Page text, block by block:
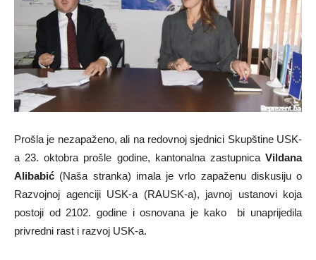
Prošla je nezapaženo, ali na redovnoj sjednici Skupštine USK-
a 23. oktobra prošle godine, kantonalna zastupnica Vildana
Alibabić (Naša stranka) imala je vrlo zapaženu diskusiju o
Razvojnoj agenciji USK-a (RAUSK-a), javnoj ustanovi koja
postoji od 2102. godine i osnovana je kako bi unaprijedila
privredni rast i razvoj USK-a.